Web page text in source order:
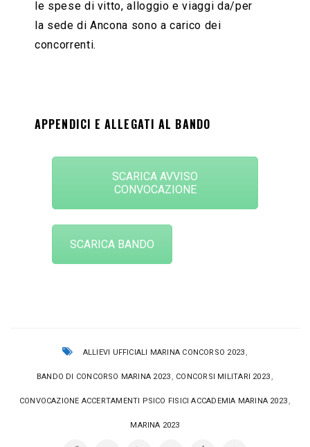
le spese di vitto, alloggio e viaggi da/per
la sede di Ancona sono a carico dei
concorrenti.
APPENDICI E ALLEGATI AL BANDO
SCARICA AVVISO
CONVOCAZIONE
SCARICA BANDO
ALLIEVI UFFICIALI MARINA CONCORSO 2023 ,
BANDO DI CONCORSO MARINA 2023 , CONCORSI MILITARI 2023 ,
CONVOCAZIONE ACCERTAMENTI PSICO FISICI ACCADEMIA MARINA 2023 ,
MARINA 2023